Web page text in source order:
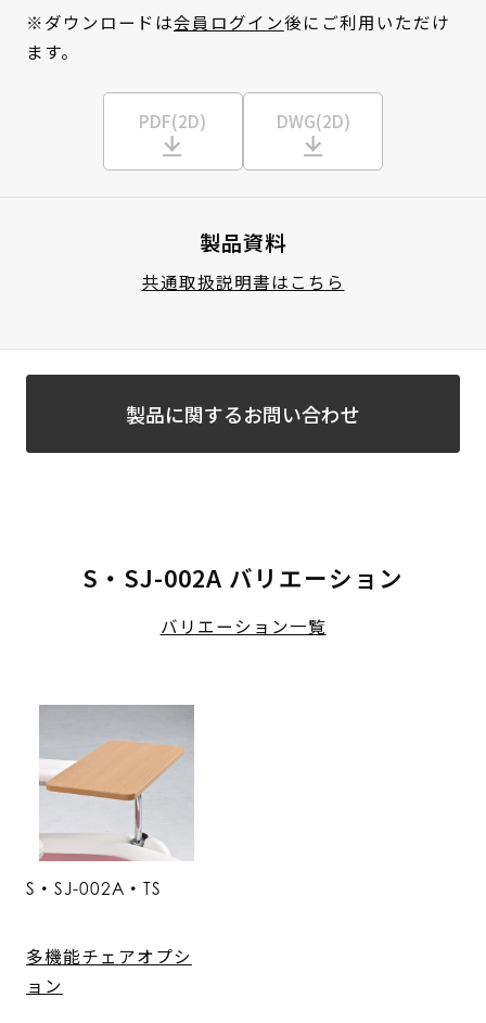
※ダウンロードは会員ログイン後にご利用いただけ
ます。
PDF(2D) DWG(2D)
製品資料
共通取扱説明書はこちら
製品に関するお問い合わせ
S・SJ-002A バリエーション
バリエーション一覧
S・SJ-002A・TS
多機能チェアオプシ
ョン